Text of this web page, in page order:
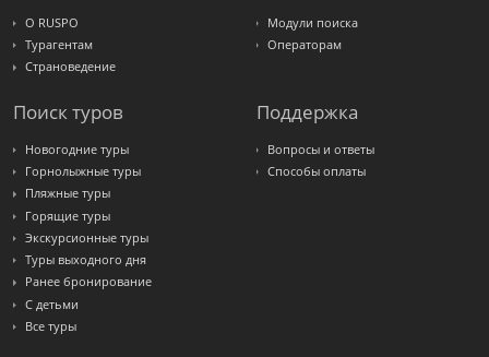
О RUSPO
Турагентам
Страноведение
Модули поиска
Операторам
Поиск туров
Новогодние туры
Горнолыжные туры
Пляжные туры
Горящие туры
Экскурсионные туры
Туры выходного дня
Ранее бронирование
С детьми
Все туры
Поддержка
Вопросы и ответы
Способы оплаты